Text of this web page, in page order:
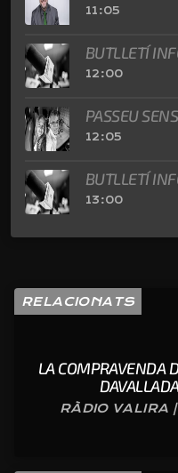
11:05
BUTLLETÍ
12:00
PASSEU
12:05
BUTLLETÍ
13:00
RELACIONATS
LA COMPRAVENDA
RÀDIO